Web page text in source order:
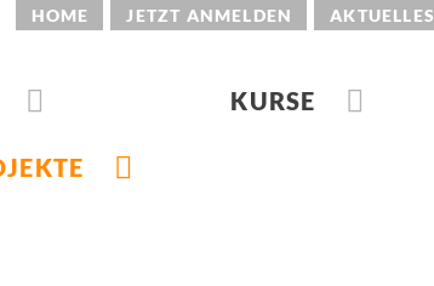
HOME JETZT ANMELDEN AKTUELLES
KURSE